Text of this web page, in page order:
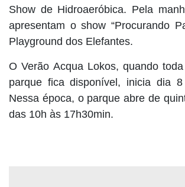
Show de Hidroaeróbica. Pela
apresentam o show “Procurando
Playground dos Elefantes.
O Verão Acqua Lokos, quando
parque fica disponível, inicia dia
Nessa época, o parque abre de
das 10h às 17h30min.